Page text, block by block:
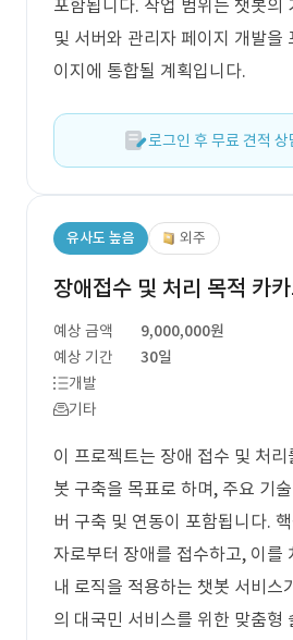
포함됩니다. 작업 범위는 챗봇의
및 서버와 관리자 페이지 개발을
이지에 통합될 계획입니다.
로그인 후 무료 견적 상
유사도 높음 외주
장애접수 및 처리 목적 카
예상 금액
9,000,000원
예상 기간
30일
개발
기타
이 프로젝트는 장애 접수 및 처
봇 구축을 목표로 하며, 주요 기
버 구축 및 연동이 포함됩니다.
자로부터 장애를 접수하고, 이를
내 로직을 적용하는 챗봇 서비스
의 대국민 서비스를 위한 맞춤형